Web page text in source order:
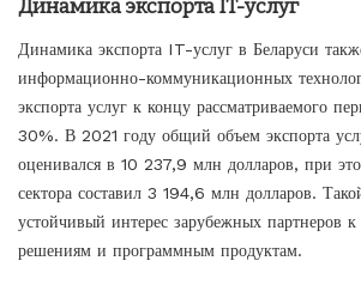
Динамика экспорта IT-услуг
Динамика экспорта IT-услуг в Беларуси
информационно-коммуникационных
экспорта услуг к концу рассматриваемого
30%. В 2021 году общий объем экспорта
оценивался в 10 237,9 млн долларов, при
сектора составил 3 194,6 млн долларов.
устойчивый интерес зарубежных партнеров
решениям и программным продуктам.